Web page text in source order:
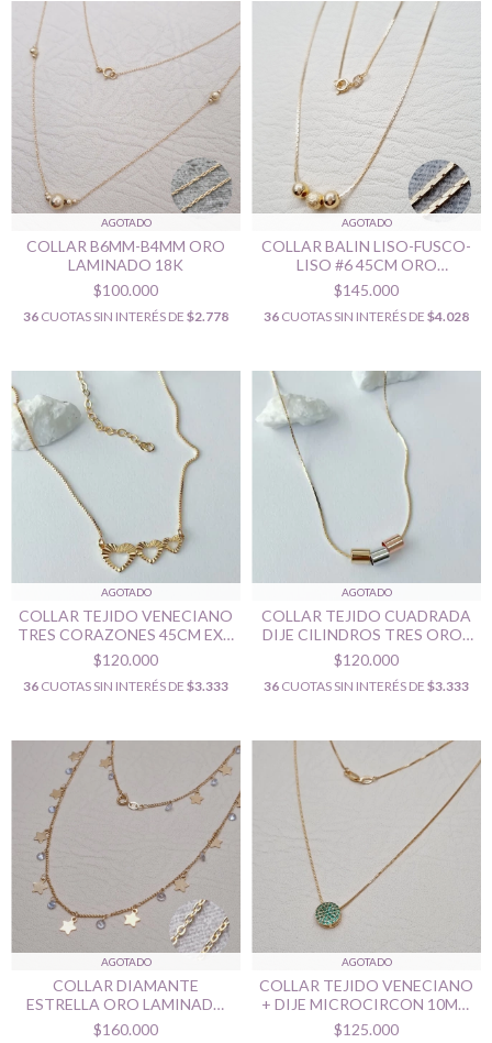
AGOTADO
COLLAR B6MM-B4MM ORO
LAMINADO 18K
$100.000
36 CUOTAS SIN INTERÉS DE $2.778
AGOTADO
COLLAR BALIN LISO-FUSCO-
LISO #6 45CM ORO
LAMINADO 18K
$145.000
36 CUOTAS SIN INTERÉS DE $4.028
AGOTADO
COLLAR TEJIDO VENECIANO
TRES CORAZONES 45CM EXT
ORO LAMINADO 18K
$120.000
36 CUOTAS SIN INTERÉS DE $3.333
AGOTADO
COLLAR TEJIDO CUADRADA
DIJE CILINDROS TRES OROS
45CM ORO LAMINADO 18K
$120.000
36 CUOTAS SIN INTERÉS DE $3.333
AGOTADO
COLLAR DIAMANTE
ESTRELLA ORO LAMINADO
18K
$160.000
AGOTADO
COLLAR TEJIDO VENECIANO
+ DIJE MICROCIRCON 10MM
ORO LAMINADO 18K
$125.000